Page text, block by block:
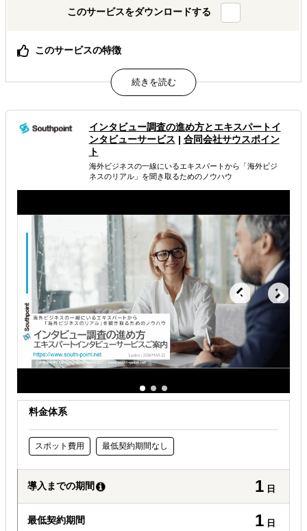
このサービスをダウンロードする
このサービスの特徴
「海外展開×補助金×事業化」、補助金や制度を活用して海
外展開を成功させます
国家資格者を中心としたプロの支援者集団、「補助金取れ
たらさようなら」のブローカーではありません
採択可能性と事業化にこだわった補助金申請支援、採択後
もしっかりサポート
属するジャンル
海外進出・海外展開資金の融資
解決できる課題
海外におけるリスク・コストを低減したい
お金周りのサポートしてほしい その他
インタビュー調査の進め方とエキスパートイ
ンタビューサービス | 合同会社サウスポイン
ト
海外ビジネスの一線にいるエキスパートから 「海外ビジ
ネスのリアル」を聞き取るためのノウハウ
料金体系
スポット費用 最低契約期間なし
導入までの期間 1 日
最低契約期間 1 日